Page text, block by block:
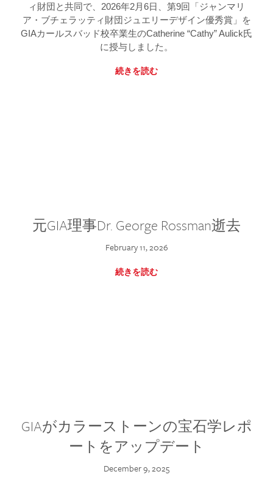
ィ財団と共同で、2026年2月6日、第9回「ジャンマリ
ア・ブチェラッティ財団ジュエリーデザイン優秀賞」を
GIAカールスバッド校卒業生のCatherine “Cathy” Aulick氏
に授与しました。
続きを読む
元GIA理事Dr. George Rossman逝去
February 11, 2026
続きを読む
GIAがカラーストーンの宝石学レポ
ートをアップデート
December 9, 2025